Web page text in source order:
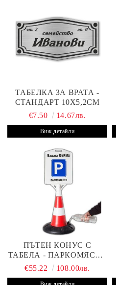
ТАБЕЛКА ЗА ВРАТА -
СТАНДАРТ 10Х5,2СМ
€7.50
14.67лв.
Виж детайли
ПЪТЕН КОНУС С
ТАБЕЛА - ПАРКОМЯСТО
(С ВАШАТА ФИРМА)
€55.22 108.00лв.